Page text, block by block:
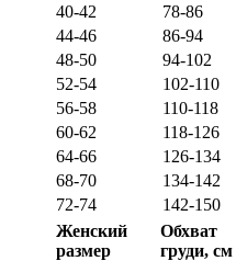
40-42
78-86
44-46
86-94
48-50
94-102
52-54
102-110
56-58
110-118
60-62
118-126
64-66
126-134
68-70
134-142
72-74
142-150
Женский
размер
Обхват
груди, см